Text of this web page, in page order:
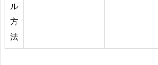
ル
方
法